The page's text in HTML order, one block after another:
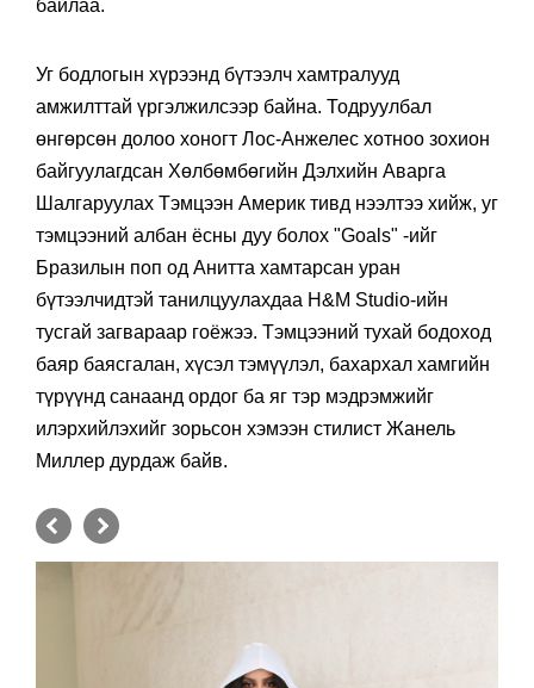
байлаа.
Уг бодлогын хүрээнд бүтээлч хамтралууд
амжилттай үргэлжилсээр байна. Тодруулбал
өнгөрсөн долоо хоногт Лос-Анжелес хотноо зохион
байгуулагдсан Хөлбөмбөгийн Дэлхийн Аварга
Шалгаруулах Тэмцээн Америк тивд нээлтээ хийж, уг
тэмцээний албан ёсны дуу болох "Goals" -ийг
Бразилын поп од Анитта хамтарсан уран
бүтээлчидтэй танилцуулахдаа H&M Studio-ийн
тусгай загвараар гоёжээ. Тэмцээний тухай бодоход
баяр баясгалан, хүсэл тэмүүлэл, бахархал хамгийн
түрүүнд санаанд ордог ба яг тэр мэдрэмжийг
илэрхийлэхийг зорьсон хэмээн стилист Жанель
Миллер дурдаж байв.